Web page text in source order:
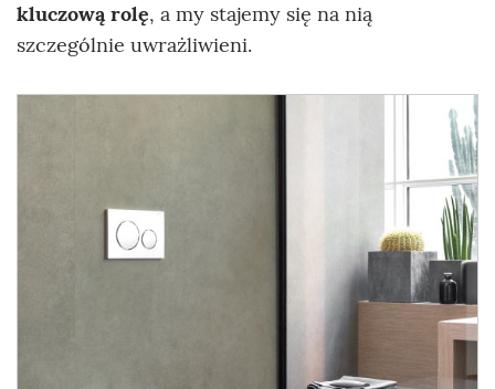
kluczową rolę, a my stajemy się na nią
szczególnie uwrażliwieni.